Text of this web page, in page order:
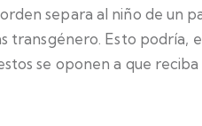
separa al niño de un
transgénero. Esto podría,
se oponen a que reciba